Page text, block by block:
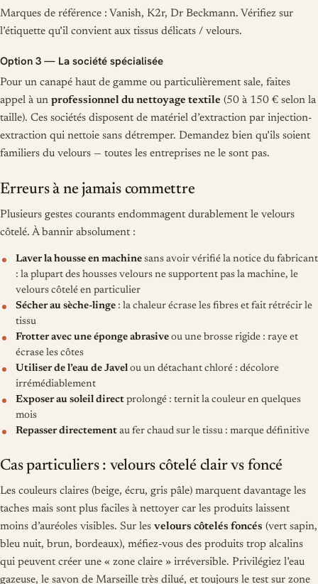
Marques de référence : Vanish, K2r, Dr Beckmann. Vérifiez sur
l’étiquette qu’il convient aux tissus délicats / velours.
Option 3 — La société spécialisée
Pour un canapé haut de gamme ou particulièrement sale, faites
appel à un professionnel du nettoyage textile (50 à 150 € selon la
taille). Ces sociétés disposent de matériel d’extraction par injection-
extraction qui nettoie sans détremper. Demandez bien qu’ils soient
familiers du velours — toutes les entreprises ne le sont pas.
Erreurs à ne jamais commettre
Plusieurs gestes courants endommagent durablement le velours
côtelé. À bannir absolument :
Laver la housse en machine sans avoir vérifié la notice du fabricant
: la plupart des housses velours ne supportent pas la machine, le
velours côtelé en particulier
Sécher au sèche-linge : la chaleur écrase les fibres et fait rétrécir le
tissu
Frotter avec une éponge abrasive ou une brosse rigide : raye et
écrase les côtes
Utiliser de l’eau de Javel ou un détachant chloré : décolore
irrémédiablement
Exposer au soleil direct prolongé : ternit la couleur en quelques
mois
Repasser directement au fer chaud sur le tissu : marque définitive
Cas particuliers : velours côtelé clair vs foncé
Les couleurs claires (beige, écru, gris pâle) marquent davantage les
taches mais sont plus faciles à nettoyer car les produits laissent
moins d’auréoles visibles. Sur les velours côtelés foncés (vert sapin,
bleu nuit, brun, bordeaux), méfiez-vous des produits trop alcalins
qui peuvent créer une « zone claire » irréversible. Privilégiez l’eau
gazeuse, le savon de Marseille très dilué, et toujours le test sur zone